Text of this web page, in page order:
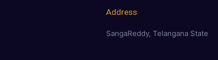
Address
SangaReddy, Telangana State